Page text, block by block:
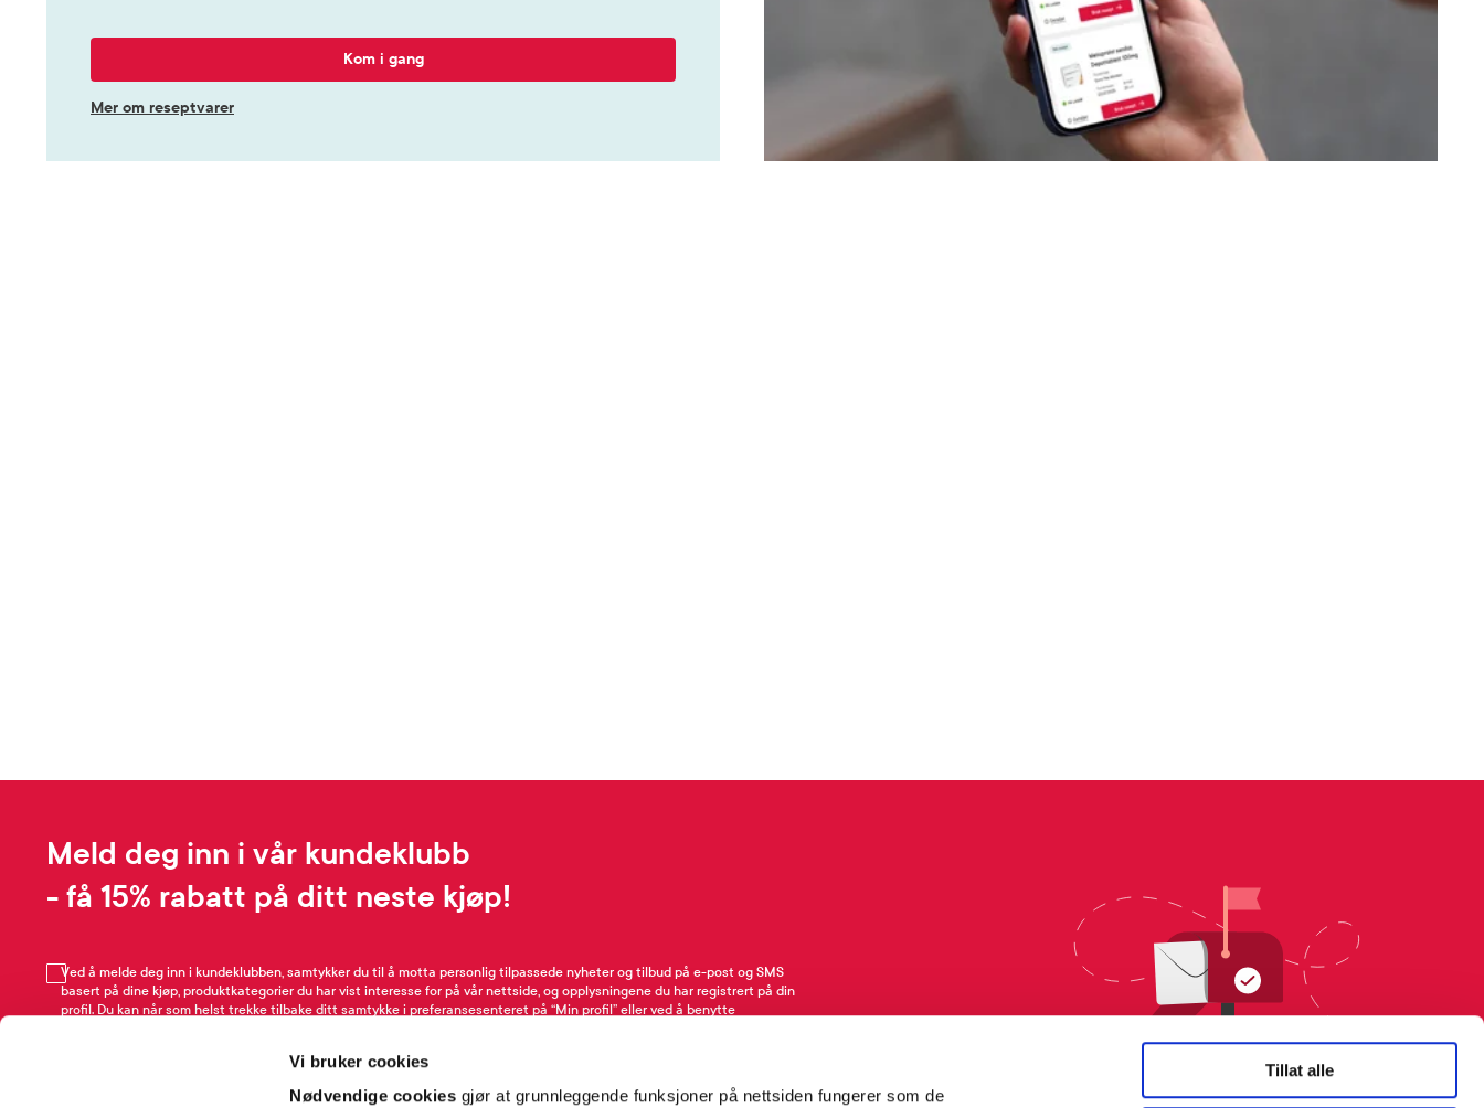
Vi bruker cookies
Nødvendige cookies gjør at grunnleggende funksjoner på nettsiden fungerer som de
Tillat alle
Kom i gang
Mer om reseptvarer
Meld deg inn i vår kundeklubb
- få 15% rabatt på ditt neste kjøp!
Ved å melde deg inn i kundeklubben, samtykker du til å motta personlig tilpassede nyheter og tilbud på e-post og SMS
basert på dine kjøp, produktkategorier du har vist interesse for på vår nettside, og opplysningene du har registrert på din
profil. Du kan når som helst trekke tilbake ditt samtykke i preferansesenteret på “Min profil” eller ved å benytte